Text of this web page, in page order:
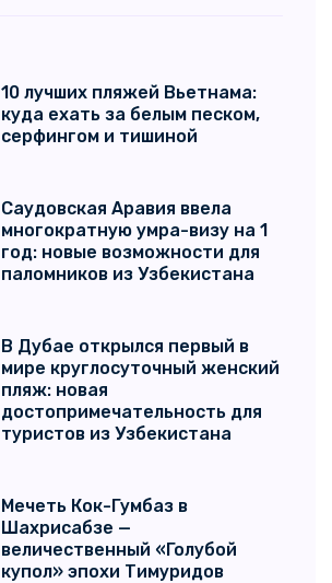
10 лучших пляжей Вьетнама:
куда ехать за белым песком,
серфингом и тишиной
Саудовская Аравия ввела
многократную умра-визу на 1
год: новые возможности для
паломников из Узбекистана
В Дубае открылся первый в
мире круглосуточный женский
пляж: новая
достопримечательность для
туристов из Узбекистана
Мечеть Кок-Гумбаз в
Шахрисабзе —
величественный «Голубой
купол» эпохи Тимуридов